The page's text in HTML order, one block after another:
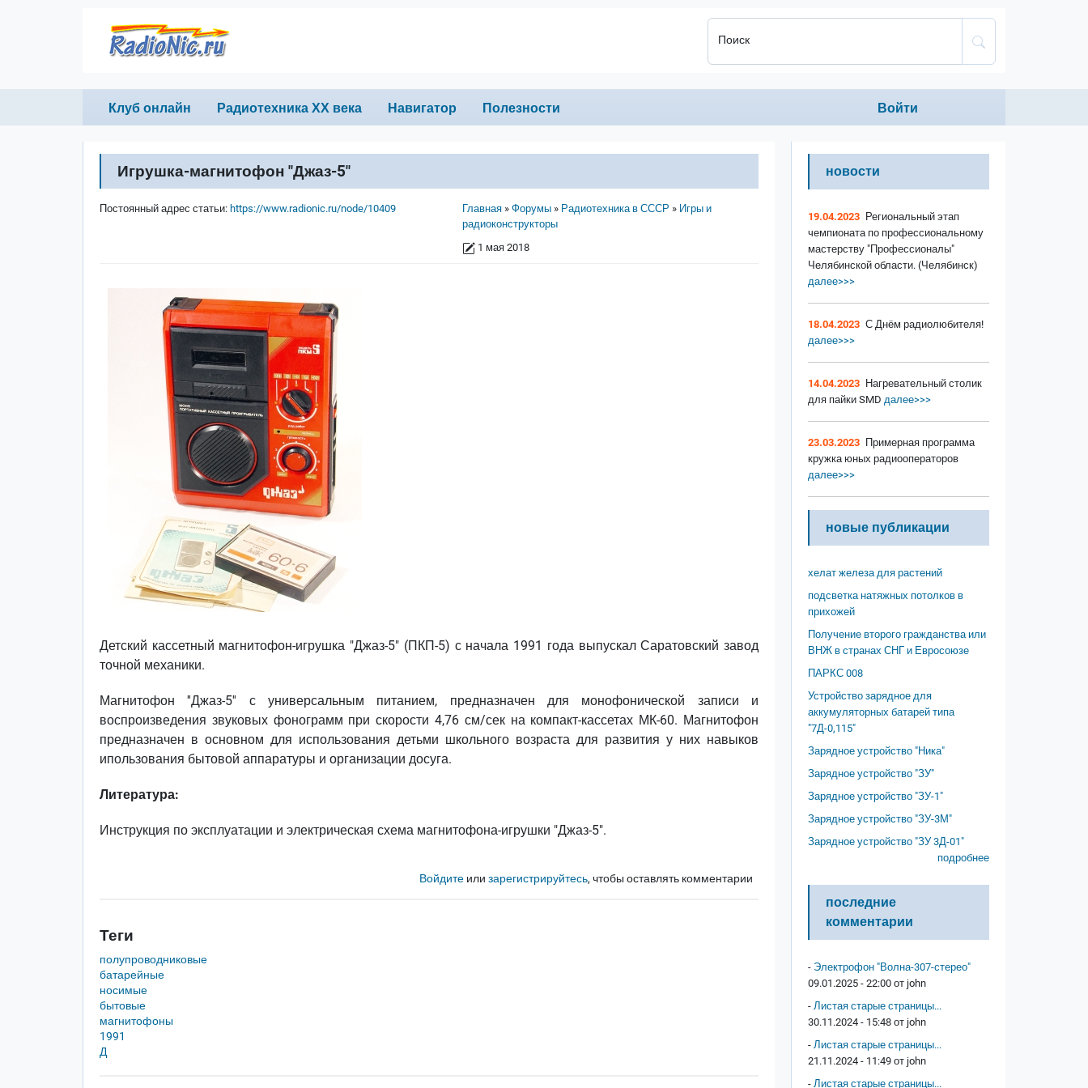
Поиск
Primary links
Клуб онлайн Радиотехника ХХ века Навигатор Полезности
Anonumous menu
Войти
Игрушка-магнитофон "Джаз-5"
Строка навигации
Главная Форумы Радиотехника в СССР
Игры и
радиоконструкторы
1 мая 2018
Постоянный адрес статьи: https://www.radionic.ru/node/10409
Детский кассетный магнитофон-игрушка "Джаз-5" (ПКП-5) с начала 1991 года выпускал Саратовский завод
точной механики.
Магнитофон ''Джаз-5'' с универсальным питанием, предназначен для монофонической записи и
воспроизведения звуковых фонограмм при скорости 4,76 см/сек на компакт-кассетах МК-60. Магнитофон
предназначен в основном для использования детьми школьного возраста для развития у них навыков
ипользования бытовой аппаратуры и организации досуга.
Литература:
Инструкция по эксплуатации и электрическая схема магнитофона-игрушки "Джаз-5".
Войдитеили зарегистрируйтесь, чтобы оставлять комментарии
Теги
полупроводниковые
батарейные
носимые
бытовые
магнитофоны
1991
Д
новости
19.04.2023 Региональный этап
чемпионата по профессиональному
мастерству "Профессионалы"
Челябинской области. (Челябинск)
далее>>>
18.04.2023 С Днём радиолюбителя!
далее>>>
14.04.2023 Нагревательный столик
для пайки SMD далее>>>
23.03.2023 Примерная программа
кружка юных радиооператоров
далее>>>
новые публикации
хелат железа для растений
подсветка натяжных потолков в
прихожей
Получение второго гражданства или
ВНЖ в странах СНГ и Евросоюзе
ПАРКС 008
Устройство зарядное для
аккумуляторных батарей типа
"7Д-0,115"
Зарядное устройство "Ника"
Зарядное устройство "ЗУ"
Зарядное устройство "ЗУ-1"
Зарядное устройство "ЗУ-3М"
Зарядное устройство "ЗУ 3Д-01"
подробнее
последние
комментарии
- Электрофон "Волна-307-стерео"
09.01.2025 - 22:00 от john
- Листая старые страницы...
30.11.2024 - 15:48 от john
- Листая старые страницы...
21.11.2024 - 11:49 от john
- Листая старые страницы...